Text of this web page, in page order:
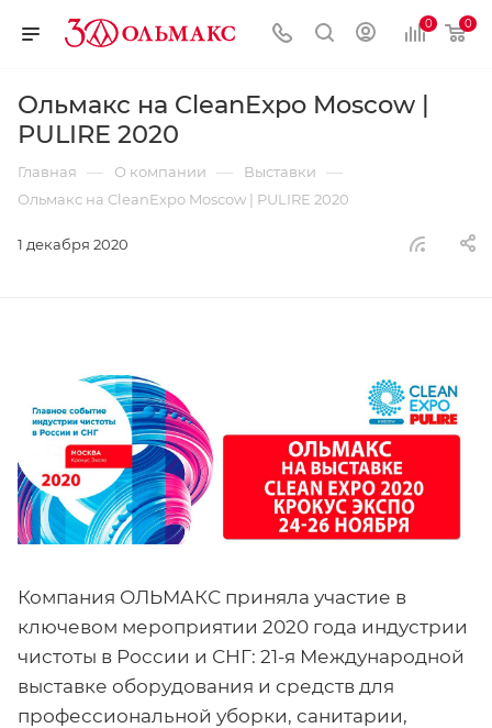
0 0
Ольмакс на CleanExpo Moscow |
PULIRE 2020
Главная — О компании — Выставки —
Ольмакс на CleanExpo Moscow | PULIRE 2020
1 декабря 2020
Компания ОЛЬМАКС приняла участие в
ключевом мероприятии 2020 года индустрии
чистоты в России и СНГ: 21-я Международной
выставке оборудования и средств для
профессиональной уборки, санитарии,